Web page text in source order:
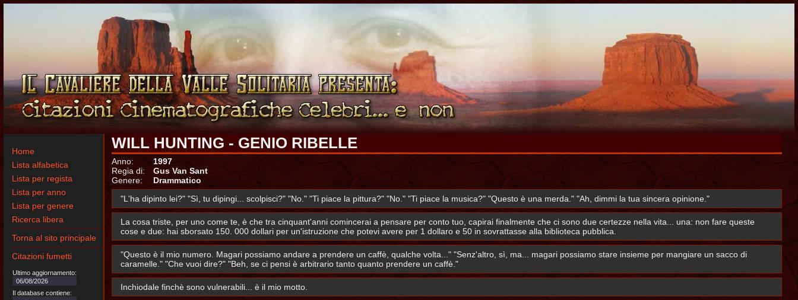
Home
Lista alfabetica
Lista per regista
Lista per anno
Lista per genere
Ricerca libera
Torna al sito principale
Citazioni fumetti
Ultimo aggiornamento:
06/08/2026
Il database contiene:
WILL HUNTING - GENIO RIBELLE
Anno:
1997
Regia di:
Gus Van Sant
Genere:
Drammatico
"L'ha dipinto lei?" "Sì, tu dipingi... scolpisci?" "No." "Ti piace la pittura?" "No." "Ti piace la musica?" "Questo è una merda." "Ah, dimmi la tua sincera opinione."
La cosa triste, per uno come te, è che tra cinquant'anni comincerai a pensare per conto tuo, capirai finalmente che ci sono due certezze nella vita... una: non fare queste
cose e due: hai sborsato 150. 000 dollari per un'istruzione che potevi avere per 1 dollaro e 50 in sovrattasse alla biblioteca pubblica.
"Questo è il mio numero. Magari possiamo andare a prendere un caffè, qualche volta..." "Senz'altro, sì, ma... magari possiamo stare insieme per mangiare un sacco di
caramelle." "Che vuoi dire?" "Beh, se ci pensi è arbitrario tanto quanto prendere un caffè."
Inchiodale finchè sono vulnerabili... è il mio motto.